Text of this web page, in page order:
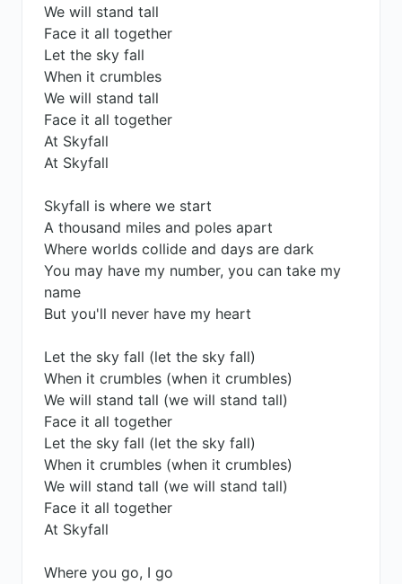
We will stand tall
Face it all together
Let the sky fall
When it crumbles
We will stand tall
Face it all together
At Skyfall
At Skyfall
Skyfall is where we start
A thousand miles and poles apart
Where worlds collide and days are dark
You may have my number, you can take my
name
But you'll never have my heart
Let the sky fall (let the sky fall)
When it crumbles (when it crumbles)
We will stand tall (we will stand tall)
Face it all together
Let the sky fall (let the sky fall)
When it crumbles (when it crumbles)
We will stand tall (we will stand tall)
Face it all together
At Skyfall
Where you go, I go